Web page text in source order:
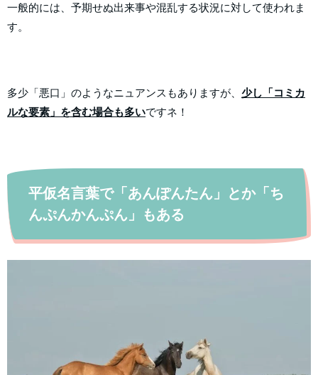
一般的には、予期せぬ出来事や混乱する状況に対して使われま
す。
多少「悪口」のようなニュアンスもありますが、 少し「コミカ
ルな要素」を含む場合も多いですネ！
平仮名言葉で「あんぽんたん」とか「ち
んぷんかんぷん」もある